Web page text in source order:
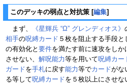
このデッキの弱点と対抗策 [編集]
まず、 《星輝兵 “Ω” グレンディオス》
相手の呪縛カード ５枚を阻止する手段と
の有効化と 要件を満たす前に速攻をしか
させない、 解呪能力等を用いて呪縛カー
ガードを手札に戻す能力等でカードがな
る等して呪縛カードを５枚以上にさせ